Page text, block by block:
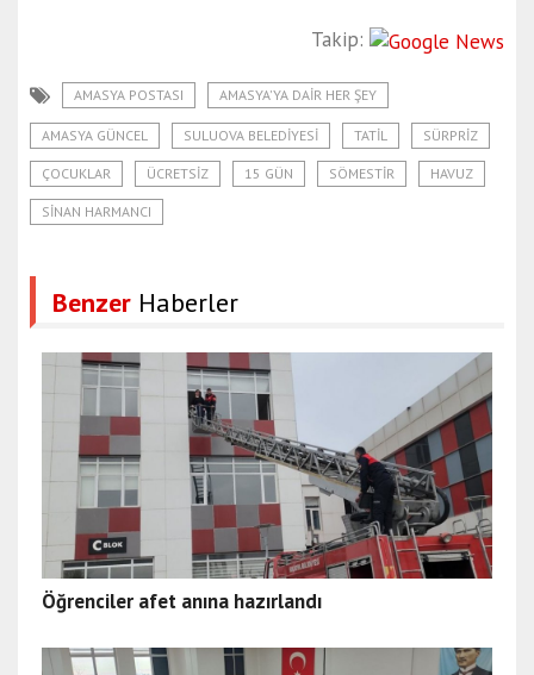
Takip:
AMASYA POSTASI AMASYA'YA DAIR HER ŞEY
AMASYA GÜNCEL SULUOVA BELEDIYESI TATIL SÜRPRIZ
ÇOCUKLAR ÜCRETSIZ 15 GÜN SÖMESTIR HAVUZ
SINAN HARMANCI
Benzer Haberler
Öğrenciler afet anına hazırlandı